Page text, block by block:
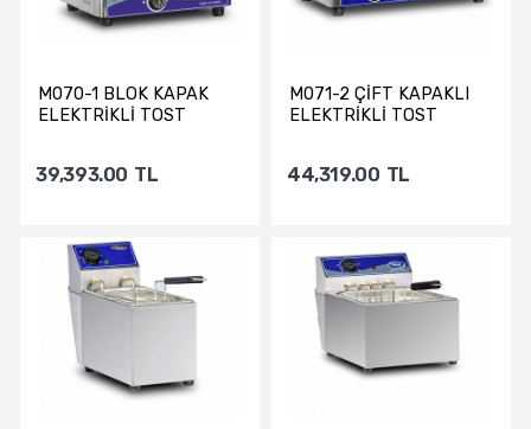
M070-1 BLOK KAPAK
ELEKTRİKLİ TOST
39,393.00 TL
Sepete Ekle
M071-2 ÇİFT KAPAKLI
ELEKTRİKLİ TOST
44,319.00 TL
Sepete Ekle